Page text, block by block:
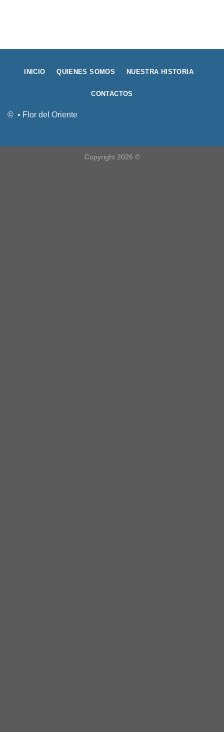
© • Flor del Oriente
INICIO QUIENES SOMOS NUESTRA HISTORIA
CONTACTOS
Copyright 2026 ©